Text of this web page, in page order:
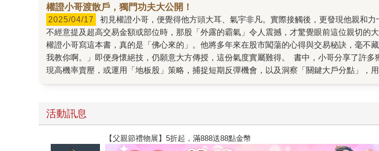
權證小哥渡散戶，獨門功夫大公開！
2025/04/17
初見權證小哥，便覺得他方頭大耳、氣宇非凡。實際接觸後，更發現他親和力十足，談吐、為人毫無架子，彷彿一位值得信賴的好大哥。然而，當他
不經意提及超高交易金額或部位時，那股「外露的霸氣」令人震撼，才驚覺眼前這位親切的
權證小哥寫這本書，真的是「佛心來的」。他將多年來在股市闖蕩的心得與交易秘訣，毫不
我教你啊。」即便身懷絕技，仍願意大方傳授，這份氣度實屬難得。 書中，小哥分享了許
現高機率賣壓，或運用「地板股」策略，捕捉短期反彈機會，以及洞察「關鍵大戶分點」，
醒：「這裡不能馬虎，否則讀者會來找我，我是要對讀者負責的。」這番話更讓我深刻體會
學習，彷彿股市界的羅賓漢，解析高手與大戶的獲利秘訣，無私分享給廣大的散戶。熟悉他
法：4大策略✖6種工具✖68個實戰案例，手把手教你賺》，完整收錄了他的短線交易心法、
都如此，但小哥這本書中肯定有真金白銀。想提升股市交易功力的讀者，千萬別錯過權證小
活動訊息
【父親節禮物展】5折起，滿888送88點金幣 閱讀漫遊